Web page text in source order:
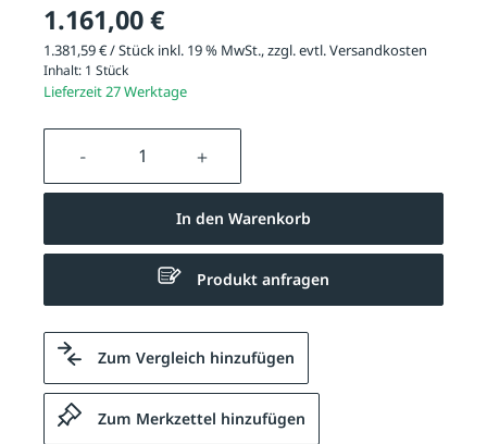
1.161,00 €
1.381,59 € / Stück inkl. 19 % MwSt., zzgl. evtl.Versandkosten
Inhalt: 1 Stück
Lieferzeit 27 Werktage
Produkt Anzahl: Gib den
In den Warenkorb
Produkt anfragen
Zum Vergleich hinzufügen
Zum Merkzettel hinzufügen